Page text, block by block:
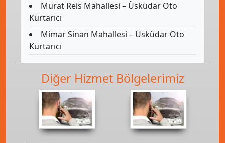
Murat Reis Mahallesi – Üsküdar Oto
Kurtarıcı
Mimar Sinan Mahallesi – Üsküdar Oto
Kurtarıcı
Diğer Hizmet Bölgelerimiz